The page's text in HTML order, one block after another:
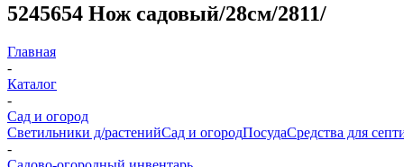
5245654 Нож садовый/28см/2811/
Главная
-
Каталог
-
Сад и огород
Светильники д/растенийСад и огородПосудаСредства для
-